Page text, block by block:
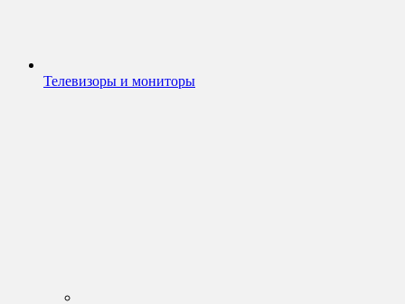
Телевизоры и мониторы